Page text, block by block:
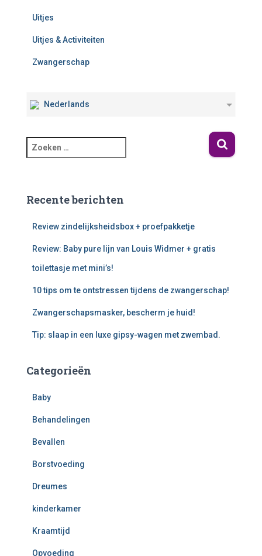
Uitjes
Uitjes & Activiteiten
Zwangerschap
Nederlands
Recente berichten
Review zindelijksheidsbox + proefpakketje
Review: Baby pure lijn van Louis Widmer + gratis
toilettasje met mini’s!
10 tips om te ontstressen tijdens de zwangerschap!
Zwangerschapsmasker, bescherm je huid!
Tip: slaap in een luxe gipsy-wagen met zwembad.
Categorieën
Baby
Behandelingen
Bevallen
Borstvoeding
Dreumes
kinderkamer
Kraamtijd
Opvoeding